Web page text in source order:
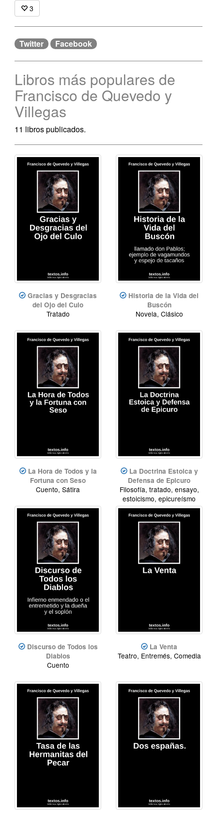
3
Twitter Facebook
Libros más populares de
Francisco de Quevedo y
Villegas
11 libros publicados.
Gracias y Desgracias
del Ojo del Culo
Tratado
Historia de la Vida del
Buscón
Novela, Clásico
La Hora de Todos y la
Fortuna con Seso
Cuento, Sátira
La Doctrina Estoica y
Defensa de Epicuro
Filosofía, tratado, ensayo,
estoicismo, epicureísmo
Discurso de Todos los
Diablos
Cuento
La Venta
Teatro, Entremés, Comedia